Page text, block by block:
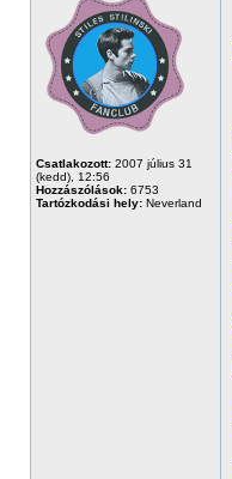
Csatlakozott: 2007 július 31
(kedd), 12:56
Hozzászólások: 6753
Tartózkodási hely: Neverland